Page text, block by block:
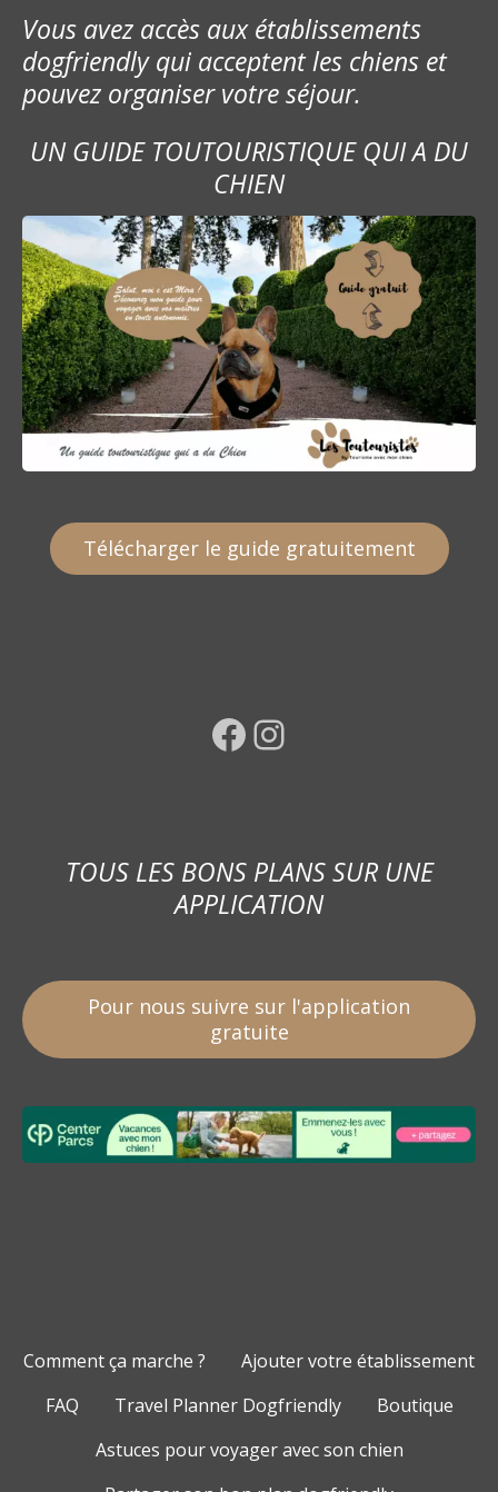
Vous avez accès aux établissements
dogfriendly qui acceptent les chiens et
pouvez organiser votre séjour.
UN GUIDE TOUTOURISTIQUE QUI A DU
CHIEN
Télécharger le guide gratuitement
Facebook Instagram
TOUS LES BONS PLANS SUR UNE
APPLICATION
Pour nous suivre sur l'application
gratuite
Comment ça marche ?
Ajouter votre établissement
FAQ
Travel Planner Dogfriendly
Boutique
Astuces pour voyager avec son chien